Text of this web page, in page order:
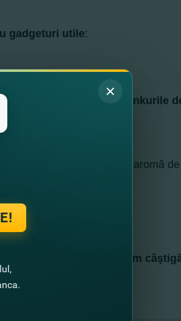
gadgeturi utile:
campaniei accesând linkurile
şi alte promoţii cu aromă
fericiţii premianţi.
(022)269 999.
la promoţie şi felicităm